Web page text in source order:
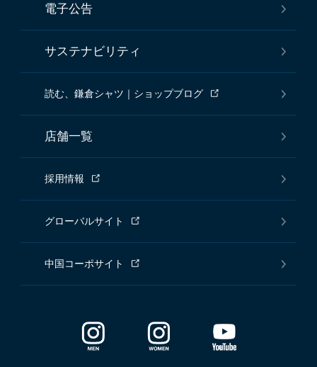
電子公告
サステナビリティ
読む、鎌倉シャツ｜ショップブログ
店舗一覧
採用情報
グローバルサイト
中国コーポサイト